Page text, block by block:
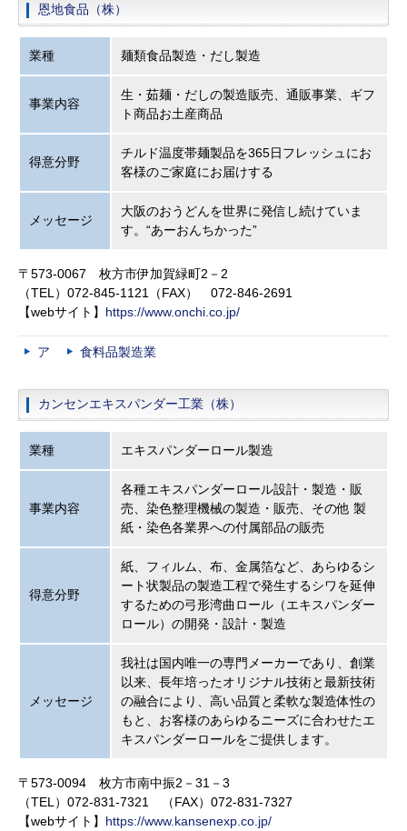
恩地食品（株）
業種 麺類食品製造・だし製造
事業内容
生・茹麺・だしの製造販売、通販事業、ギフ
ト商品お土産商品
得意分野
チルド温度帯麺製品を365日フレッシュにお
客様のご家庭にお届けする
メッセージ
大阪のおうどんを世界に発信し続けていま
す。“あーおんちかった”
〒573-0067 枚方市伊加賀緑町2－2
（TEL）072-845-1121（FAX） 072-846-2691
【webサイト】 https://www.onchi.co.jp/
ア 食料品製造業
カンセンエキスパンダー工業（株）
業種 エキスパンダーロール製造
事業内容
各種エキスパンダーロール設計・製造・販
売、染色整理機械の製造・販売、その他 製
紙・染色各業界への付属部品の販売
得意分野
紙、フィルム、布、金属箔など、あらゆるシ
ート状製品の製造工程で発生するシワを延伸
するための弓形湾曲ロール（エキスパンダー
ロール）の開発・設計・製造
メッセージ
我社は国内唯一の専門メーカーであり、創業
以来、長年培ったオリジナル技術と最新技術
の融合により、高い品質と柔軟な製造体性の
もと、お客様のあらゆるニーズに合わせたエ
キスパンダーロールをご提供します。
〒573-0094 枚方市南中振2－31－3
（TEL）072-831-7321 （FAX）072-831-7327
【webサイト】 https://www.kansenexp.co.jp/